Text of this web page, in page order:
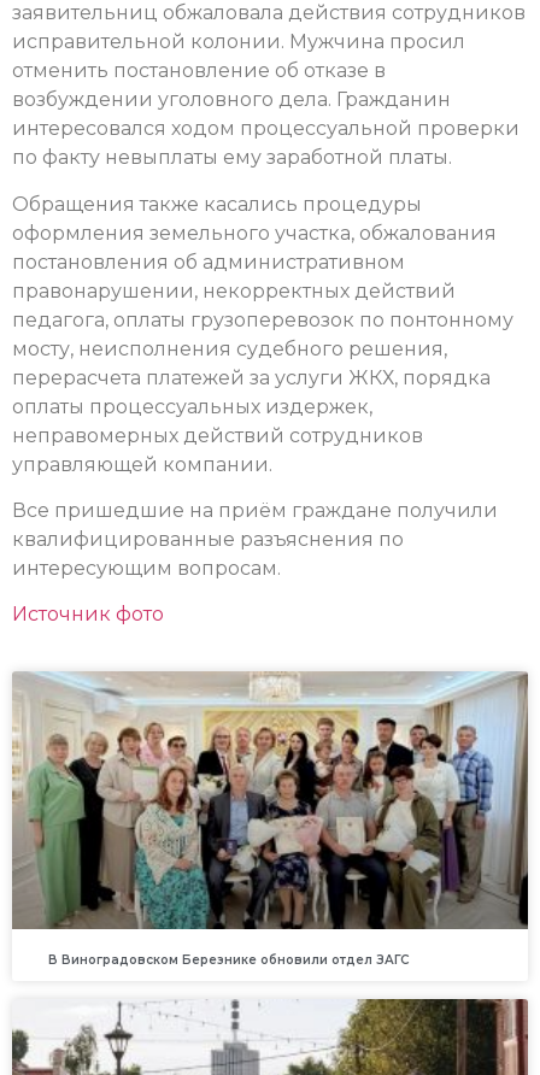
заявительниц обжаловала действия сотрудников
исправительной колонии. Мужчина просил
отменить постановление об отказе в
возбуждении уголовного дела. Гражданин
интересовался ходом процессуальной проверки
по факту невыплаты ему заработной платы.
Обращения также касались процедуры
оформления земельного участка, обжалования
постановления об административном
правонарушении, некорректных действий
педагога, оплаты грузоперевозок по понтонному
мосту, неисполнения судебного решения,
перерасчета платежей за услуги ЖКХ, порядка
оплаты процессуальных издержек,
неправомерных действий сотрудников
управляющей компании.
Все пришедшие на приём граждане получили
квалифицированные разъяснения по
интересующим вопросам.
Источник фото
В Виноградовском Березнике обновили отдел ЗАГС